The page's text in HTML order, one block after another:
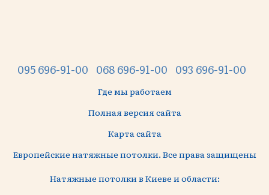
095 696-91-00 068 696-91-00 093 696-91-00
Где мы работаем
Полная версия сайта
Карта сайта
Европейские натяжные потолки. Все права защищены
Натяжные потолки в Киеве и области: